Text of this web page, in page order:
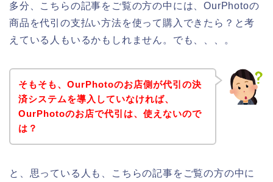
多分、こちらの記事をご覧の方の中には、OurPhotoの
商品を代引の支払い方法を使って購入できたら？と考
えている人もいるかもしれません。でも、、、。
そもそも、OurPhotoのお店側が代引の決
済システムを導入していなければ、
OurPhotoのお店で代引は、使えないので
は？
と、思っている人も、こちらの記事をご覧の方の中に